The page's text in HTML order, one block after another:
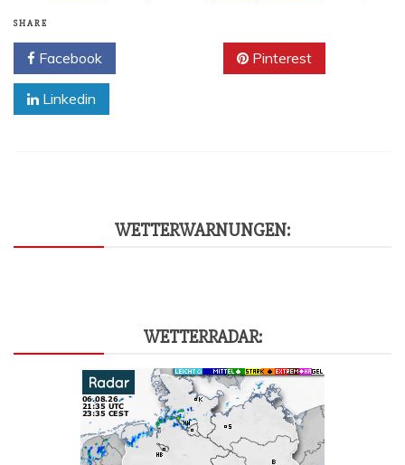
SHARE
Facebook Pinterest
Linkedin
WET­TER­WAR­NUN­GEN:
WET­TER­RA­DAR: